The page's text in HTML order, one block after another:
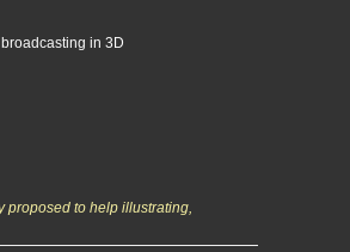
in 3D
proposed to help illustrating,